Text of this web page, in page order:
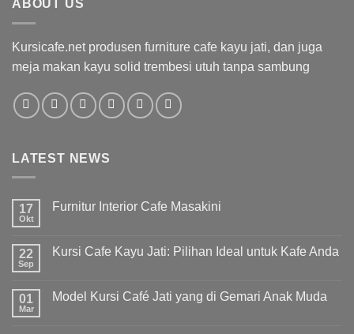
ABOUT US
Kursicafe.net produsen furniture cafe kayu jati, dan juga
meja makan kayu solid trembesi utuh tanpa sambung
LATEST NEWS
17
Okt
Furnitur Interior Cafe Masakini
22
Sep
Kursi Cafe Kayu Jati: Pilihan Ideal untuk Kafe Anda
01
Mar
Model Kursi Café Jati yang di Gemari Anak Muda